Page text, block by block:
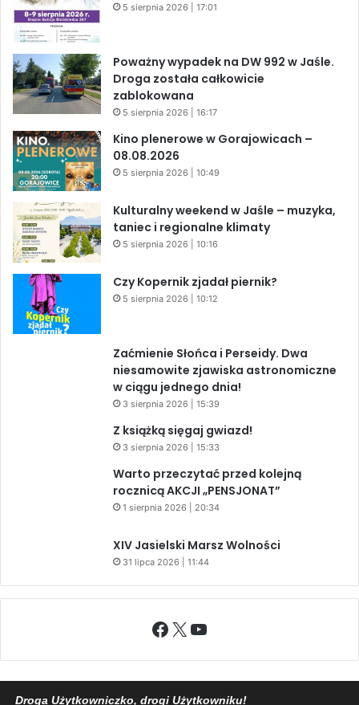
5 sierpnia 2026 | 17:01
Poważny wypadek na DW 992 w Jaśle.
Droga została całkowicie
zablokowana
5 sierpnia 2026 | 16:17
Kino plenerowe w Gorajowicach –
08.08.2026
5 sierpnia 2026 | 10:49
Kulturalny weekend w Jaśle – muzyka,
taniec i regionalne klimaty
5 sierpnia 2026 | 10:16
Czy Kopernik zjadał piernik?
5 sierpnia 2026 | 10:12
Zaćmienie Słońca i Perseidy. Dwa
niesamowite zjawiska astronomiczne
w ciągu jednego dnia!
3 sierpnia 2026 | 15:39
Z książką sięgaj gwiazd!
3 sierpnia 2026 | 15:33
Warto przeczytać przed kolejną
rocznicą AKCJI „PENSJONAT”
1 sierpnia 2026 | 20:34
XIV Jasielski Marsz Wolności
31 lipca 2026 | 11:44
Facebook
X YouTube
Droga Użytkowniczko, drogi Użytkowniku!